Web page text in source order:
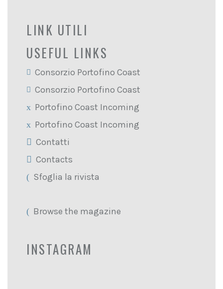
LINK UTILI
USEFUL LINKS
Consorzio Portofino Coast
Consorzio Portofino Coast
Portofino Coast Incoming
Portofino Coast Incoming
Contatti
Contacts
Sfoglia la rivista
Browse the magazine
INSTAGRAM